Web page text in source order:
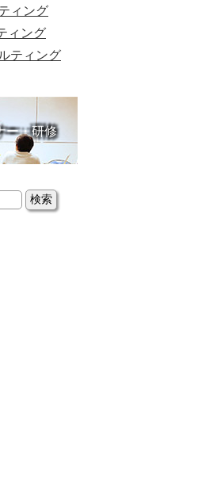
ィング
ィング
ティング
ー・研修